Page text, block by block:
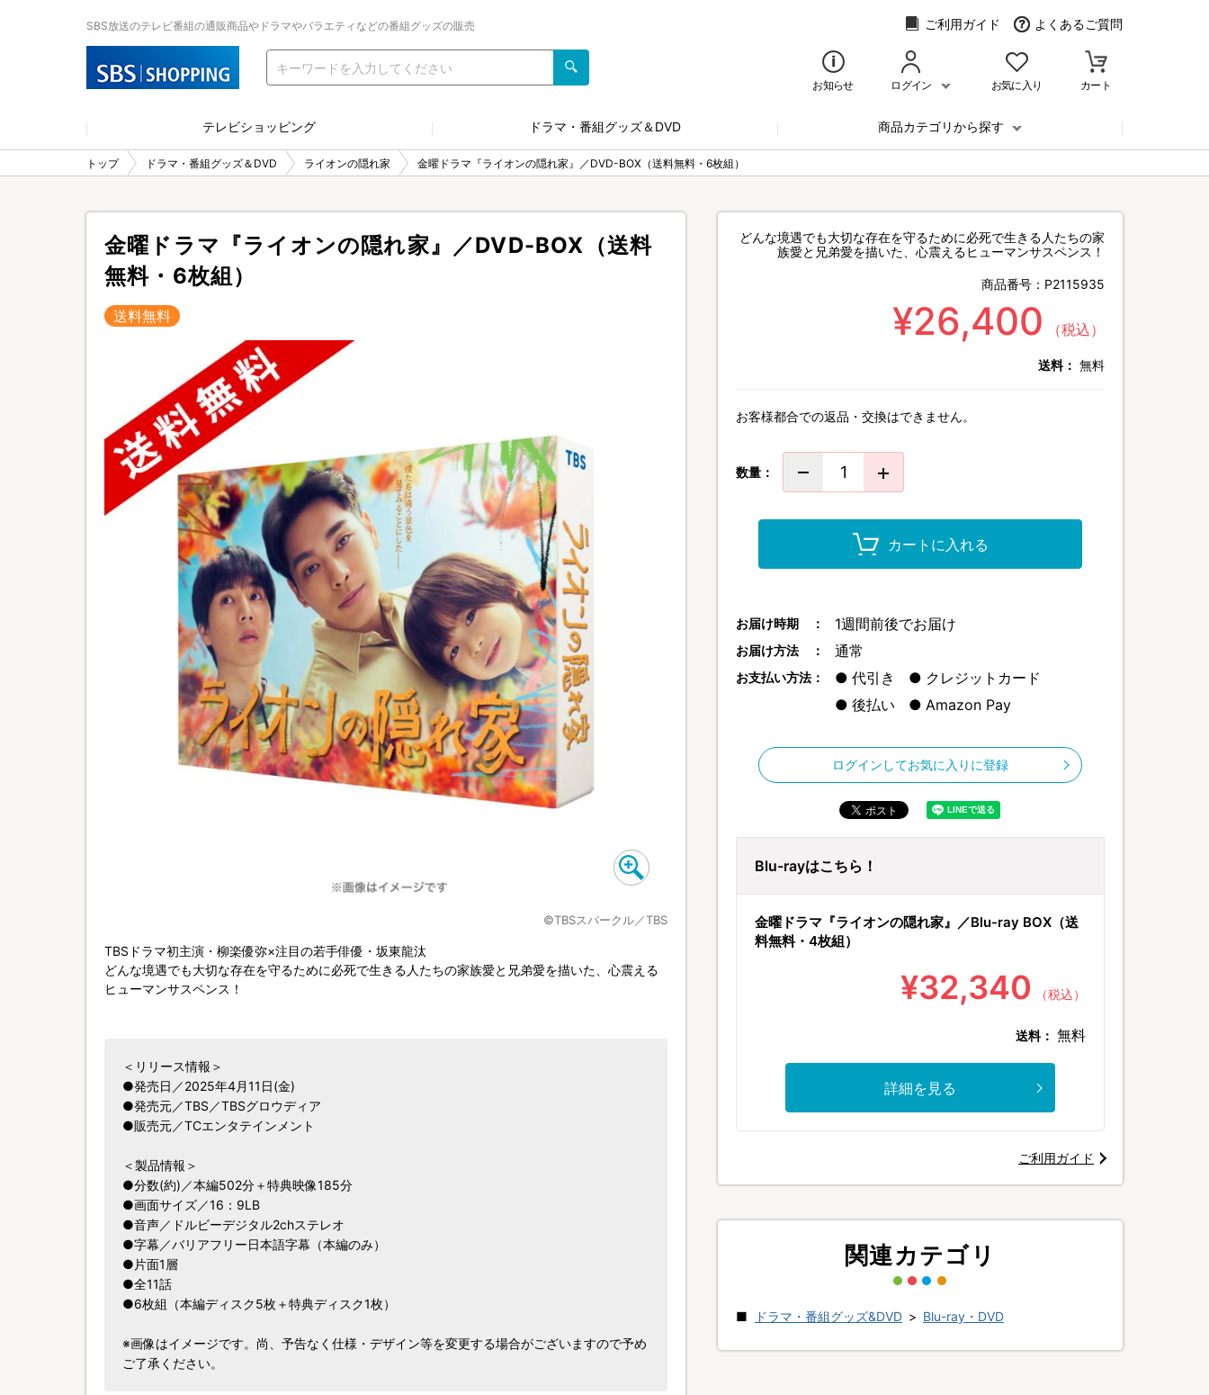
SBS放送のテレビ番組の通販商品やドラマやバラエティなどの番組グッズの販売 ご利用ガイド よくあるご質問
お知らせ ログイン お気に入り カート
テレビショッピング ドラマ・番組グッズ＆DVD 商品カテゴリから探す
トップ ドラマ・番組グッズ＆DVD ライオンの隠れ家 金曜ドラマ『ライオンの隠れ家』／DVD-BOX（送料無料・6枚組）
金曜ドラマ『ライオンの隠れ家』／DVD-BOX（送料
無料・6枚組）
送料無料
©TBSスパークル／TBS
TBSドラマ初主演・柳楽優弥×注目の若手俳優・坂東龍汰
どんな境遇でも大切な存在を守るために必死で生きる人たちの家族愛と兄弟愛を描いた、心震える
ヒューマンサスペンス！
＜リリース情報＞
●発売日／2025年4月11日(金)
●発売元／TBS／TBSグロウディア
●販売元／TCエンタテインメント
＜製品情報＞
●分数(約)／本編502分＋特典映像185分
●画面サイズ／16：9LB
●音声／ドルビーデジタル2chステレオ
●字幕／バリアフリー日本語字幕（本編のみ）
●片面1層
●全11話
●6枚組（本編ディスク5枚＋特典ディスク1枚）
※画像はイメージです。尚、予告なく仕様・デザイン等を変更する場合がございますので予め
ご了承ください。
どんな境遇でも大切な存在を守るために必死で生きる人たちの家
族愛と兄弟愛を描いた、心震えるヒューマンサスペンス！
商品番号： P2115935
¥26,400 （税込）
送料： 無料
お客様都合での返品・交換はできません。
数量：
カートに入れる
お届け時期 ： 1週間前後でお届け
お届け方法 ： 通常
お支払い方法： 代引き
クレジットカード
後払い
Amazon Pay
ログインしてお気に入りに登録
Blu-rayはこちら！
金曜ドラマ『ライオンの隠れ家』／Blu-ray BOX（送
料無料・4枚組）
¥32,340 （税込）
送料： 無料
詳細を見る
ご利用ガイド
関連カテゴリ
ドラマ・番組グッズ&DVD > Blu-ray・DVD